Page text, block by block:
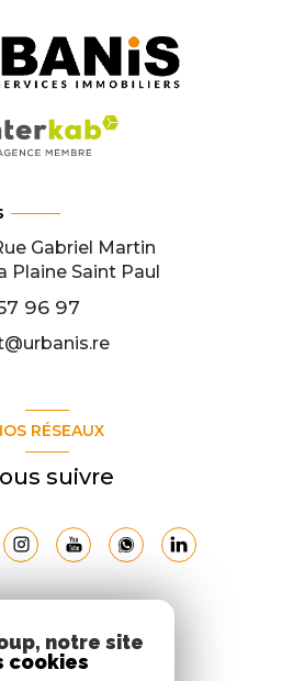
Gabriel Martin
Plaine Saint Paul
96 97
RÉSEAUX
suivre
adhérons
notre site
cookies